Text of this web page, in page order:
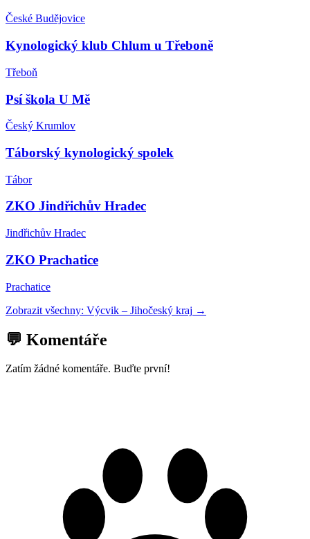
České Budějovice
Kynologický klub Chlum u Třeboně
Třeboň
Psí škola U Mě
Český Krumlov
Táborský kynologický spolek
Tábor
ZKO Jindřichův Hradec
Jindřichův Hradec
ZKO Prachatice
Prachatice
Zobrazit všechny: Výcvik – Jihočeský kraj →
💬 Komentáře
Zatím žádné komentáře. Buďte první!